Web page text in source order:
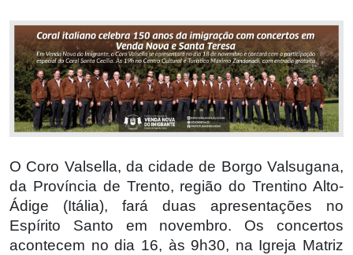
O Coro Valsella, da cidade de Borgo Valsugana,
da Província de Trento, região do Trentino Alto-
Ádige (Itália), fará duas apresentações no
Espírito Santo em novembro. Os concertos
acontecem no dia 16, às 9h30, na Igreja Matriz